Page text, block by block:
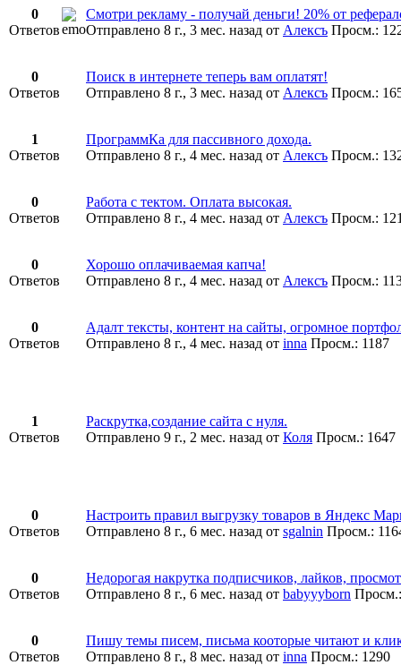
0
Ответов
Смотри рекламу - получай деньги! 20% от
Отправлено 8 г., 3 мес. назад от Алексъ Просм.:
0
Ответов
Поиск в интернете теперь вам оплатят!
Отправлено 8 г., 3 мес. назад от Алексъ Просм.:
1
Ответов
ПрограммКа для пассивного дохода.
Отправлено 8 г., 4 мес. назад от Алексъ Просм.:
0
Ответов
Работа с тектом. Оплата высокая.
Отправлено 8 г., 4 мес. назад от Алексъ Просм.:
0
Ответов
Хорошо оплачиваемая капча!
Отправлено 8 г., 4 мес. назад от Алексъ Просм.:
0
Ответов
Адалт тексты, контент на сайты, огромное
Отправлено 8 г., 4 мес. назад от inna Просм.: 1187
1
Ответов
Раскрутка,создание сайта с нуля.
Отправлено 9 г., 2 мес. назад от Коля Просм.: 1647
0
Ответов
Настроить правил выгрузку товаров в Яндекс
Отправлено 8 г., 6 мес. назад от sgalnin Просм.:
0
Ответов
Недорогая накрутка подписчиков, лайков,
Отправлено 8 г., 6 мес. назад от babyyyborn
0
Ответов
Пишу темы писем, письма кооторые читают и
Отправлено 8 г., 8 мес. назад от inna Просм.: 1290